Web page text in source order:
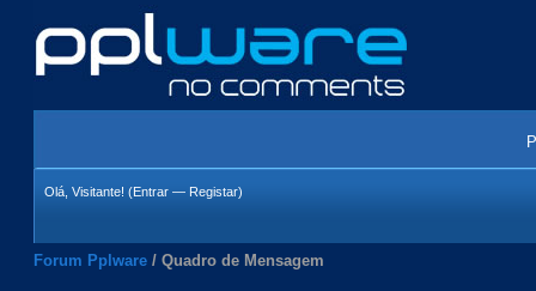
Olá, Visitante! (Entrar — Registar)
Forum Pplware / Quadro de Mensagem